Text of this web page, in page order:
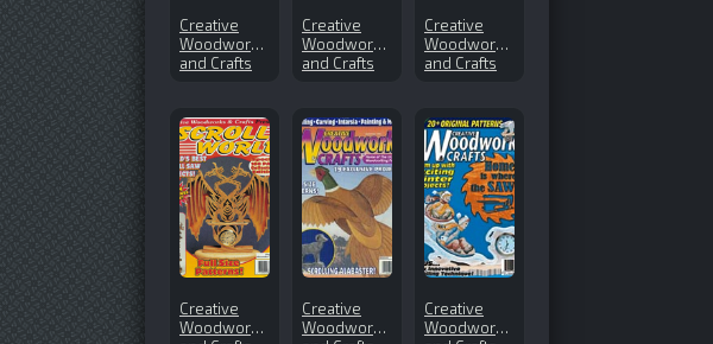
Creative
Woodworks
and Crafts
Creative
Woodworks
and Crafts
Creative
Woodworks
and Crafts
Creative
Woodworks
Creative
Woodworks
Creative
Woodworks